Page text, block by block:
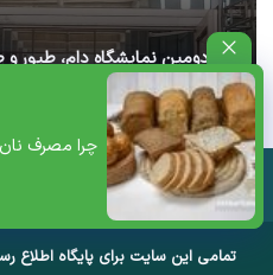
چرا مصرف
آغاز دومین نمایشگاه دام، طیور
تهران+ ویدئو
تمامی این سایت برای پایگاه اطلاع